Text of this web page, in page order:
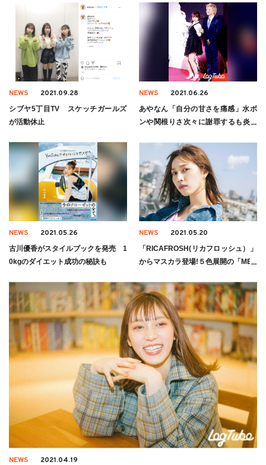
NEWS 2021.09.28
シブヤ5丁目TV スケッチガールズ
が活動休止
NEWS 2021.06.26
あやなん「自分の甘さを痛感」水ボ
ンや関根りさ次々に謝罪するも炎上
NEWS 2021.05.26
古川優香がスタイルブックを発売 1
0kgのダイエット成功の秘訣も
NEWS 2021.05.20
「RICAFROSH(リカフロッシュ）」
からマスカラ登場!５色展開の「MEG
NEWS 2021.04.19